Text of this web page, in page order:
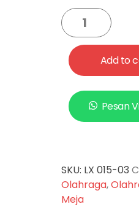
pemain yang
sebagai garis
suatu
pakai, tinggal
menggulung
Add to
Pesan
SKU: LX 015-03
Olahraga,
Meja